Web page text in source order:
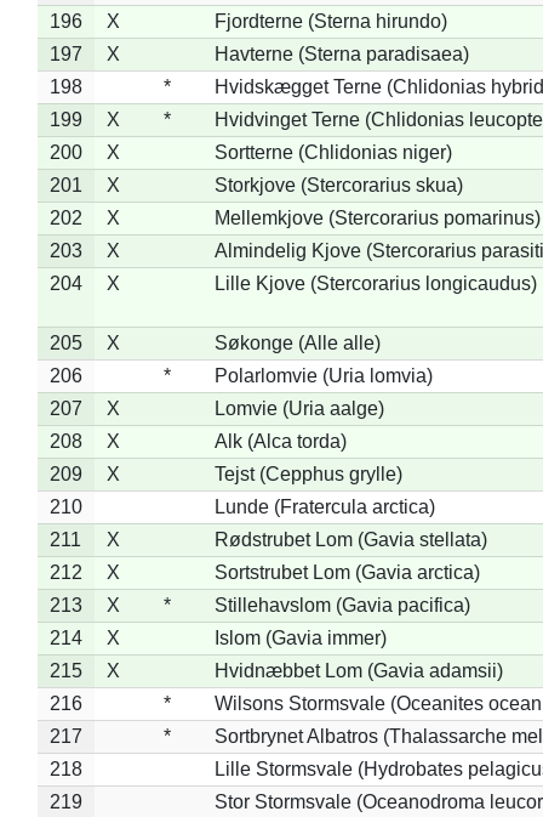
196
X
Fjordterne (Sterna hirundo)
197
X
Havterne (Sterna paradisaea)
198
*
Hvidskægget Terne (Chlidonias
199
X *
Hvidvinget Terne (Chlidonias
200
X
Sortterne (Chlidonias niger)
201
X
Storkjove (Stercorarius skua)
202
X
Mellemkjove (Stercorarius pomarinus)
203
X
Almindelig Kjove (Stercorarius
204
X Lille Kjove (Stercorarius longicaudus)
205 X
Søkonge (Alle alle)
206
*
Polarlomvie (Uria lomvia)
207
X
Lomvie (Uria aalge)
208
X
Alk (Alca torda)
209
X
Tejst (Cepphus grylle)
210
Lunde (Fratercula arctica)
211
X
Rødstrubet Lom (Gavia stellata)
212
X
Sortstrubet Lom (Gavia arctica)
213
X *
Stillehavslom (Gavia pacifica)
214
X
Islom (Gavia immer)
215
X
Hvidnæbbet Lom (Gavia adamsii)
216
*
Wilsons Stormsvale (Oceanites
217
*
Sortbrynet Albatros (Thalassarche
218
Lille Stormsvale (Hydrobates
219
Stor Stormsvale (Oceanodroma